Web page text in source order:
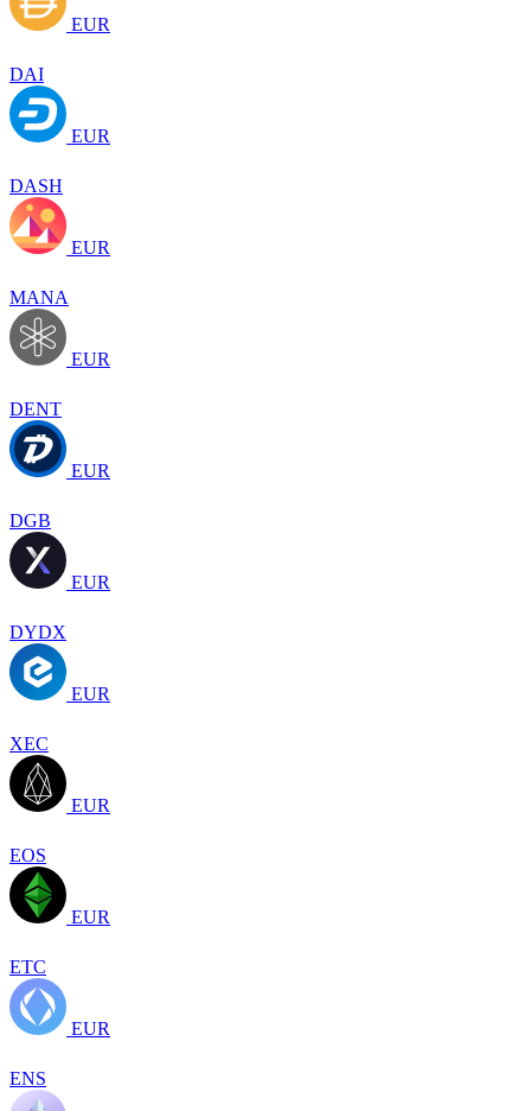
EUR
DAI
EUR
DASH
EUR
MANA
EUR
DENT
EUR
DGB
EUR
DYDX
EUR
XEC
EUR
EOS
EUR
ETC
EUR
ENS